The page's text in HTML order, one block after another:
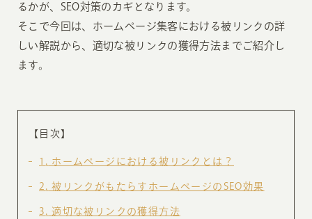
るかが、SEO対策のカギとなります。
そこで今回は、ホームページ集客における被リンクの詳
しい解説から、適切な被リンクの獲得方法までご紹介し
ます。
【目次】
1 ホームページにおける被リンクとは？
2 被リンクがもたらすホームページのSEO効果
3
適切な被リンクの獲得方法